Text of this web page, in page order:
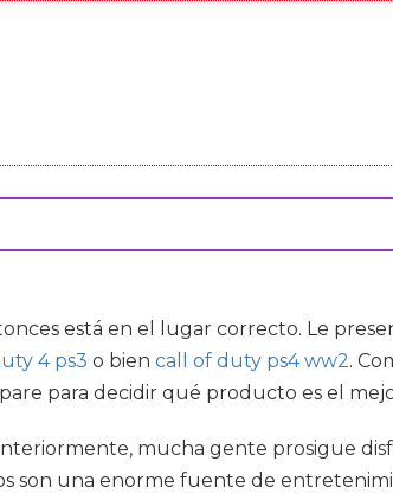
está en el lugar correcto. Le
4 ps3 o bien call of duty ps4 ww2.
para decidir qué producto es el
mucha gente prosigue
son una enorme fuente de